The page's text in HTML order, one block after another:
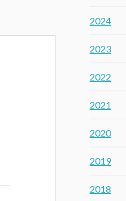
2024
2023
2022
2021
2020
2019
2018